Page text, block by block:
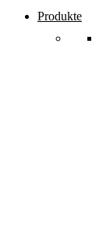
Produkte